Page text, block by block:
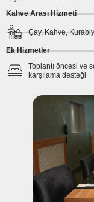
Kahve Arası Hizmeti
Çay, Kahve,
Ek Hizmetler
Toplantı öncesi ve
karşılama desteği